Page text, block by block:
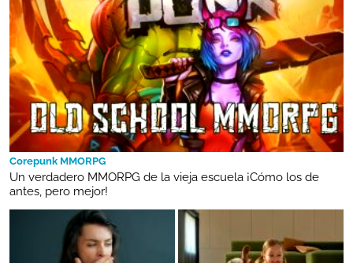
Corepunk MMORPG
Un verdadero MMORPG de la vieja escuela ¡Cómo los de
antes, pero mejor!